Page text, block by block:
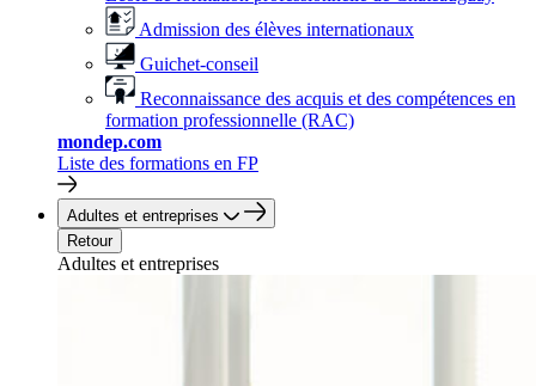
Admission des élèves internationaux
Guichet-conseil
Reconnaissance des acquis et des compétences en
formation professionnelle (RAC)
mondep.com
Liste des formations en FP
Adultes et entreprises
Retour
Adultes et entreprises